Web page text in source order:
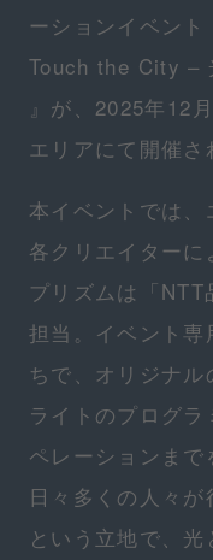
ーションイベン
Touch the City –
』が、2025年12
エリアにて開催さ
本イベントでは、
各クリエイターに
プリズムは「
担当。イベント
ちで、オリジナ
ライトのプログ
ペレーションまで
日々多くの人々
という立地で、